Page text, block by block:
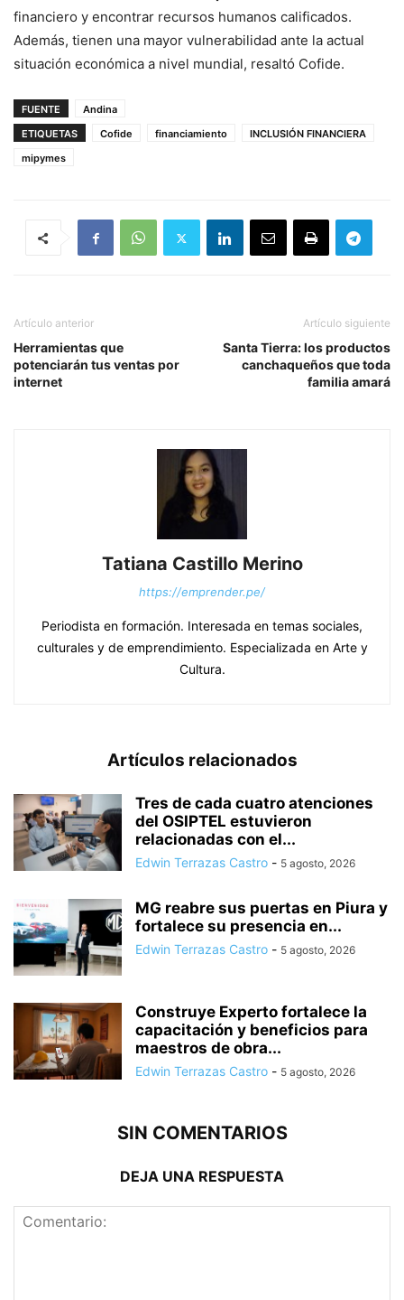
financiero y encontrar recursos humanos calificados.
Además, tienen una mayor vulnerabilidad ante la actual
situación económica a nivel mundial, resaltó Cofide.
FUENTE
Andina
ETIQUETAS
Cofide financiamiento
INCLUSIÓN FINANCIERA
mipymes
Artículo anterior
Herramientas que
potenciarán tus ventas por
internet
Artículo siguiente
Santa Tierra: los productos
canchaqueños que toda
familia amará
Tatiana Castillo Merino
https://emprender.pe/
Periodista en formación. Interesada en temas sociales,
culturales y de emprendimiento. Especializada en Arte y
Cultura.
Artículos relacionados
Tres de cada cuatro atenciones
del OSIPTEL estuvieron
relacionadas con el...
Edwin Terrazas Castro - 5 agosto, 2026
MG reabre sus puertas en Piura y
fortalece su presencia en...
Edwin Terrazas Castro - 5 agosto, 2026
Construye Experto fortalece la
capacitación y beneficios para
maestros de obra...
Edwin Terrazas Castro - 5 agosto, 2026
SIN COMENTARIOS
DEJA UNA RESPUESTA